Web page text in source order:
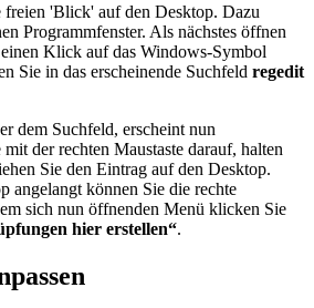
freien 'Blick' auf den Desktop. Dazu
Programmfenster. Als nächstes öffnen
Klick auf das Windows-Symbol
Sie in das erscheinende Suchfeld regedit
dem Suchfeld, erscheint nun
der rechten Maustaste darauf, halten
Sie den Eintrag auf den Desktop.
angelangt können Sie die rechte
sich nun öffnenden Menü klicken Sie
hier erstellen“.